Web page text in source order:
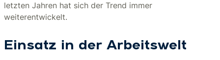
letzten Jahren hat sich der Trend immer
weiterentwickelt.
Einsatz in der Arbeitswelt